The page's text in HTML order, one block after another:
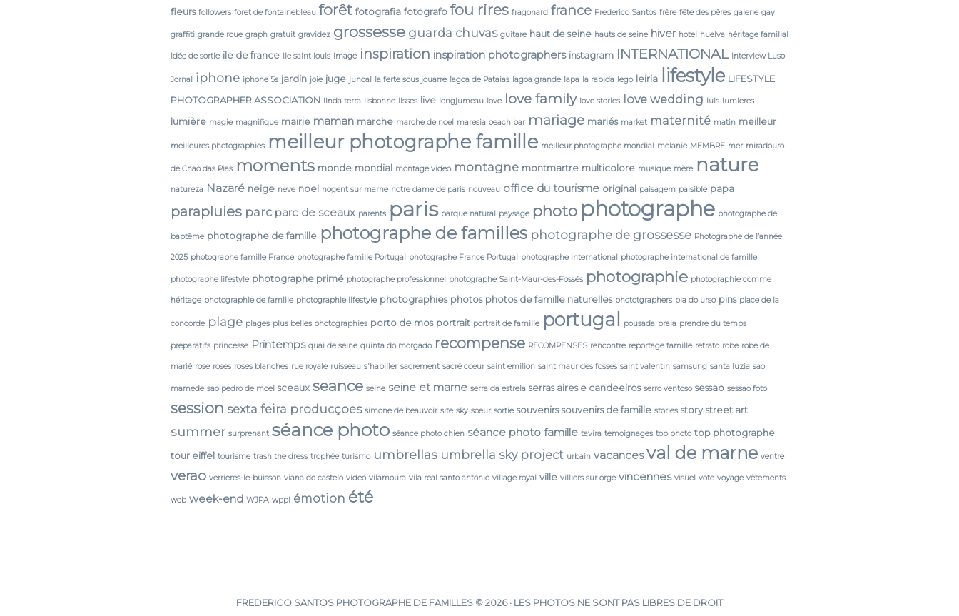
fleurs followers foret de fontainebleau forêt fotografia fotografo fou rires fragonard france Frederico Santos frère fête des pères galerie gay
graffiti grande roue graph gratuit gravidez grossesse guarda chuvas guitare haut de seine hauts de seine hiver hotel huelva héritage familial
idée de sortie ile de france ile saint louis image inspiration inspiration photographers instagram INTERNATIONAL interview Luso
Jornal iphone iphone 5s jardin joie juge juncal la ferte sous jouarre lagoa de Pataias lagoa grande lapa la rabida lego leiria lifestyle LIFESTYLE
PHOTOGRAPHER ASSOCIATION
linda terra lisbonne lisses live longjumeau love love family love stories love wedding luis lumieres
lumière magie magnifique mairie maman marche marche de noel maresia beach bar mariage mariés market maternité matin meilleur
meilleures photographies meilleur photographe famille meilleur photographe mondial melanie MEMBRE mer miradouro
de Chao das Pias moments monde mondial montage video montagne montmartre multicolore musique mère nature
natureza Nazaré neige neve noel nogent sur marne notre dame de paris nouveau office du tourisme original paisagem paisible papa
parapluies parc parc de sceaux parents paris parque natural paysage photo photographe photographe de
baptême photographe de famille photographe de familles photographe de grossesse Photographe de l’année
2025 photographe famille France photographe famille Portugal photographe France Portugal photographe international photographe international de famille
photographe lifestyle photographe primé photographe professionnel photographe Saint-Maur-des-Fossés photographie photographie comme
héritage photographie de famille photographie lifestyle photographies photos photos de famille naturelles phototgraphers pia do urso pins place de la
concorde plage plages plus belles photographies porto de mos portrait portrait de famille portugal pousada praia prendre du temps
preparatifs princesse Printemps quai de seine quinta do morgado recompense RECOMPENSES rencontre reportage famille retrato robe robe de
marié rose roses roses blanches rue royale ruisseau s'habiller sacrement sacré coeur saint emilion saint maur des fosses saint valentin samsung santa luzia sao
mamede sao pedro de moel sceaux seance seine seine et marne serra da estrela serras aires e candeeiros serro ventoso sessao sessao foto
session sexta feira producçoes simone de beauvoir site sky soeur sortie souvenirs souvenirs de famille stories story street art
summer surprenant séance photo séance photo chien séance photo famille tavira temoignages top photo top photographe
tour eiffel tourisme trash the dress trophée turismo umbrellas umbrella sky project urbain vacances val de marne ventre
verao verrieres-le-buisson viana do castelo video vilamoura vila real santo antonio village royal ville villiers sur orge vincennes visuel vote voyage vêtements
web week-end WJPA wppi émotion été
FREDERICO SANTOS PHOTOGRAPHE DE FAMILLES © 2026 · LES PHOTOS NE SONT PAS LIBRES DE DROIT